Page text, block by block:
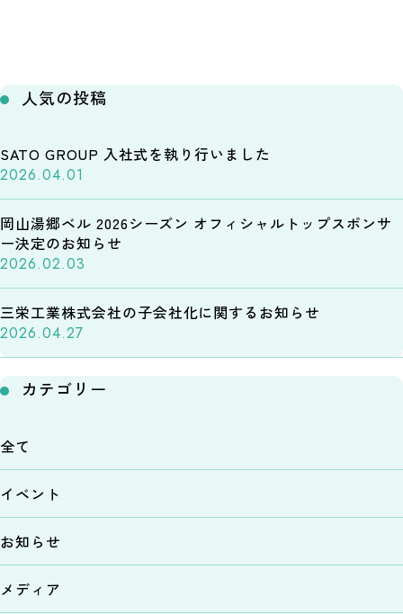
人気の投稿
SATO GROUP 入社式を執り行いました
2026.04.01
岡山湯郷ベル 2026シーズン オフィシャルトップスポンサ
ー決定のお知らせ
2026.02.03
三栄工業株式会社の子会社化に関するお知らせ
2026.04.27
カテゴリー
全て
イベント
お知らせ
メディア